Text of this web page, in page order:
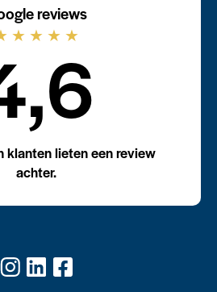
reviews
★ ★ ★ ★
klanten lieten een review
achter.